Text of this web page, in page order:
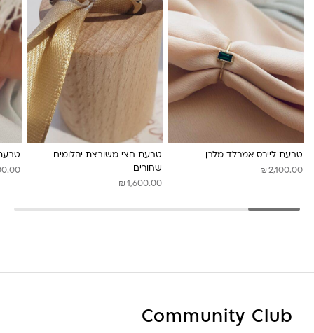
טבעת ליירס אמרלד מלבן
₪ 2,100.00
טבעת חצי משובצת יהלומים
שחורים
₪ 1,600.00
Community Club